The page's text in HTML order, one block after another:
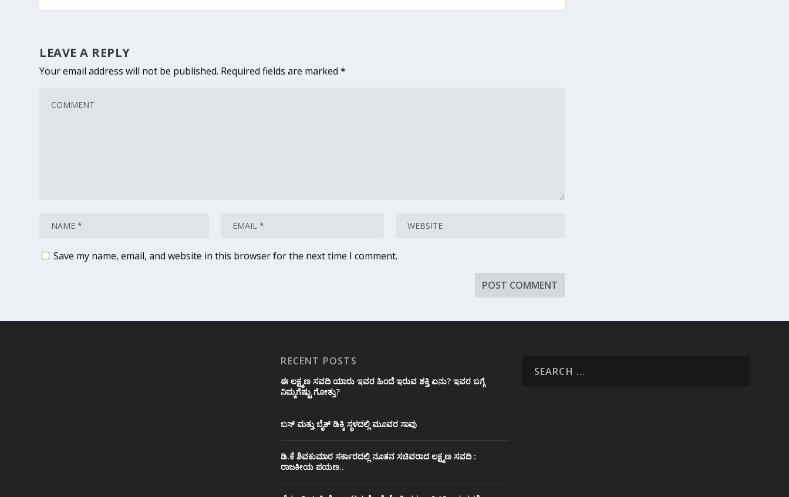
LEAVE A REPLY
Your email address will not be published. Required fields are marked*
Save my name, email, and website in this browser for the next time I comment.
RECENT POSTS
ಈ ಲಕ್ಷ್ಮಣ ಸವದಿ ಯಾರು ಇವರ ಹಿಂದೆ ಇರುವ ಶಕ್ತಿ ಏನು? ಇವರ ಬಗ್ಗೆ
ನಿಮ್ಮಗೆಷ್ಟು ಗೋತ್ತು?
ಬಸ್ ಮತ್ತು ಬೈಕ್ ಡಿಕ್ಕಿ ಸ್ಥಳದಲ್ಲಿ ಮೂವರ ಸಾವು
ಡಿ.ಕೆ ಶಿವಕುಮಾರ ಸರ್ಕಾರದಲ್ಲಿ ನೂತನ ಸಚಿವರಾದ ಲಕ್ಷ್ಮಣ ಸವದಿ :
ರಾಜಕೀಯ ಪಯಣ..